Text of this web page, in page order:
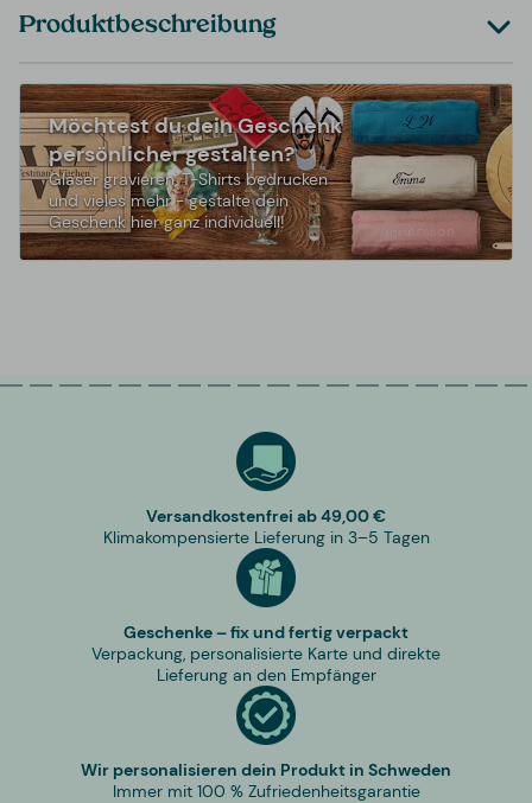
Produktbeschreibung
Möchtest du dein Geschenk
persönlicher gestalten?
Gläser gravieren, T-Shirts bedrucken
und vieles mehr - gestalte dein
Geschenk hier ganz individuell!
Versandkostenfrei ab 49,00 €
Klimakompensierte Lieferung in 3–5 Tagen
Geschenke – fix und fertig verpackt
Verpackung, personalisierte Karte und direkte
Lieferung an den Empfänger
Wir personalisieren dein Produkt in Schweden
Immer mit 100 % Zufriedenheitsgarantie